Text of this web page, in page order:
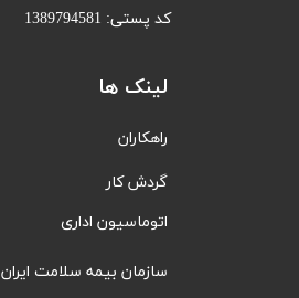
کد پستی: 1389794581
لینک ها
راهکاران
​​گردش کار
اتوماسیون اداری
سازمان بیمه سلامت ایران